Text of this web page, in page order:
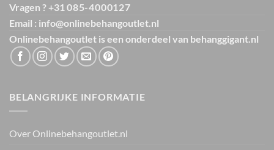
Vragen ? +31 085-4000127
Email : info@onlinebehangoutlet.nl
Onlinebehangoutlet is een onderdeel van behanggigant.nl
BELANGRIJKE INFORMATIE
Over Onlinebehangoutlet.nl